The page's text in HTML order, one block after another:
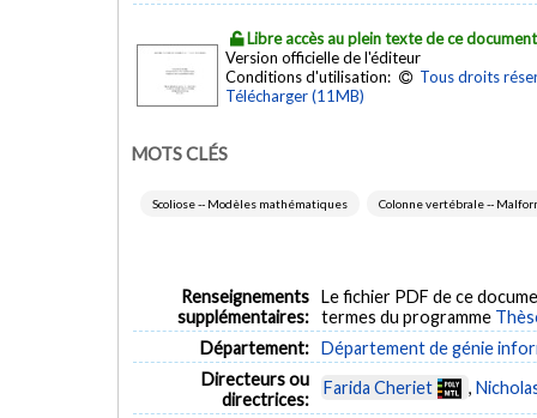
Libre accès au plein texte de ce document
Version officielle de l'éditeur
Conditions d'utilisation:
Tous droits
Télécharger (11MB)
MOTS CLÉS
Scoliose -- Modèles mathématiques Colonne vertébrale --
Renseignements
supplémentaires:
Le fichier PDF de ce
termes du programme
Département: Département de génie
Directeurs ou
directrices:
Farida Cheriet ,